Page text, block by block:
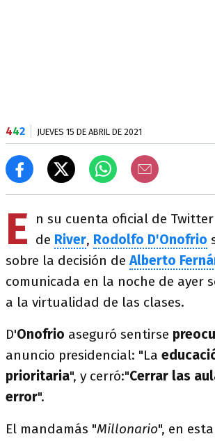
442 JUEVES 15 DE ABRIL DE 2021
E
n su cuenta oficial de
de River, Rodolfo D'Onofrio
sobre la decisión deAlberto
comunicada en la noche de ayer
a la virtualidad de las clases.
D'Onofrio aseguró sentirse
anuncio presidencial: "La
prioritaria", y cerró:"Cerrar las
error".
El mandamás "Millonario", en